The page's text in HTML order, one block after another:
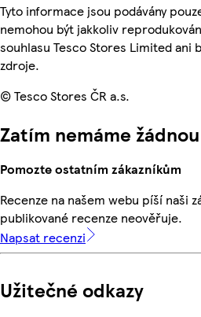
Tyto informace jsou podávány
nemohou být jakkoliv
souhlasu Tesco Stores Limited ani
zdroje.
© Tesco Stores ČR a.s.
Zatím nemáme
Pomozte ostatním zákazníkům
Recenze na našem webu píší naši
publikované recenze neověřuje.
Napsat recenzi
Užitečné odkazy